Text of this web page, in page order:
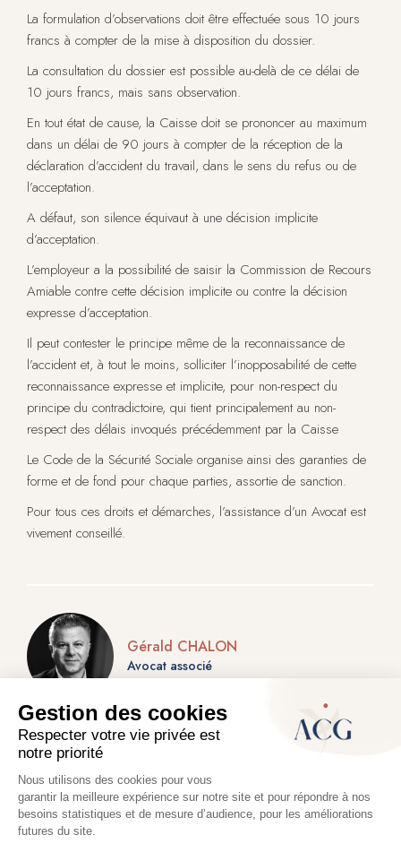
La formulation d’observations doit être effectuée sous 10 jours
francs à compter de la mise à disposition du dossier.
La consultation du dossier est possible au-delà de ce délai de
10 jours francs, mais sans observation.
En tout état de cause, la Caisse doit se prononcer au maximum
dans un délai de 90 jours à compter de la réception de la
déclaration d’accident du travail, dans le sens du refus ou de
l’acceptation.
A défaut, son silence équivaut à une décision implicite
d’acceptation.
L’employeur a la possibilité de saisir la Commission de Recours
Amiable contre cette décision implicite ou contre la décision
expresse d’acceptation.
Il peut contester le principe même de la reconnaissance de
l’accident et, à tout le moins, solliciter l’inopposabilité de cette
reconnaissance expresse et implicite, pour non-respect du
principe du contradictoire, qui tient principalement au non-
respect des délais invoqués précédemment par la Caisse
Le Code de la Sécurité Sociale organise ainsi des garanties de
forme et de fond pour chaque parties, assortie de sanction.
Pour tous ces droits et démarches, l’assistance d’un Avocat est
vivement conseillé.
Gérald CHALON
Avocat associé